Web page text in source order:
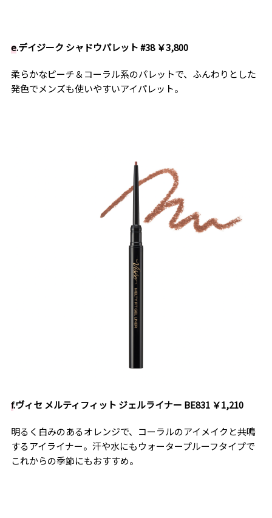
e.デイジーク シャドウパレット #38 ￥3,800
柔らかなピーチ＆コーラル系のパレットで、ふんわりとした
発色でメンズも使いやすいアイパレット。
f.ヴィセ メルティフィット ジェルライナー BE831 ￥1,210
明るく白みのあるオレンジで、コーラルのアイメイクと共鳴
するアイライナー。汗や水にもウォータープルーフタイプで
これからの季節にもおすすめ。